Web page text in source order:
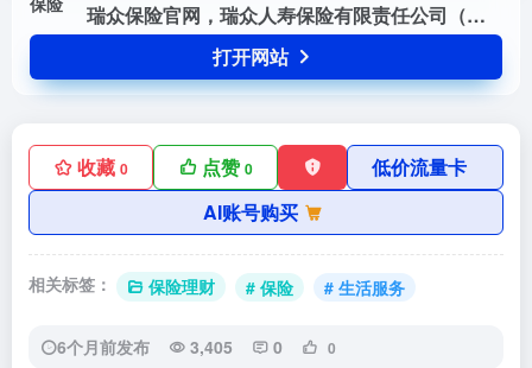
瑞众保险官网，瑞众人寿保险有限责任公司（简称“瑞众保险”）于2023年6月28日获批开业，是经国家金融监督管理总局批准设立的一家国有制全国性人寿保险公司，总部位于北京。
打开网站
收藏 0 点赞0
低价流量卡
AI账号购买
相关标签： 保险理财 # 保险 # 生活服务
6个月前发布 3,405 0 0